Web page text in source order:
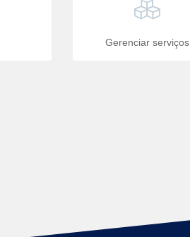
Gerenciar serviços